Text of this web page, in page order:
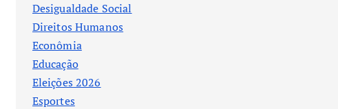
Desigualdade Social
Direitos Humanos
Econômia
Educação
Eleições 2026
Esportes